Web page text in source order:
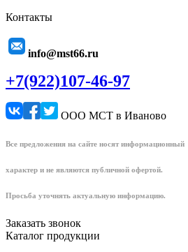
Контакты
info@mst66.ru
+7(922)107-46-97
ООО МСТ в Иваново
Все предложения на сайте носят информационный
характер и не являются публичной офертой.
Просьба уточнять актуальную информацию.
Заказать звонок
Каталог продукции